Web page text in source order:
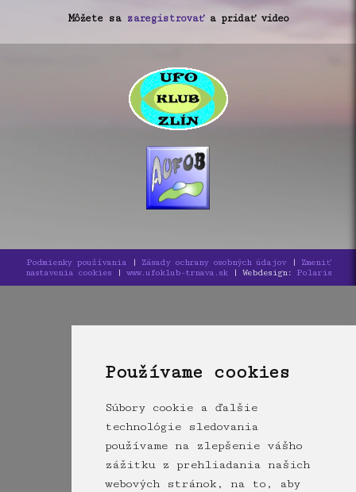
Používame cookies
Súbory cookie a ďalšie
technológie sledovania
používame na zlepšenie vášho
zážitku z prehliadania našich
webových stránok, na to, aby
Môžete sa zaregistrovaťa pridať video
Podmienky používania| Zásady ochrany osobných údajov|
Zmeniť
nastavenia cookies| www.ufoklub-trnava.sk| Webdesign: Polaris